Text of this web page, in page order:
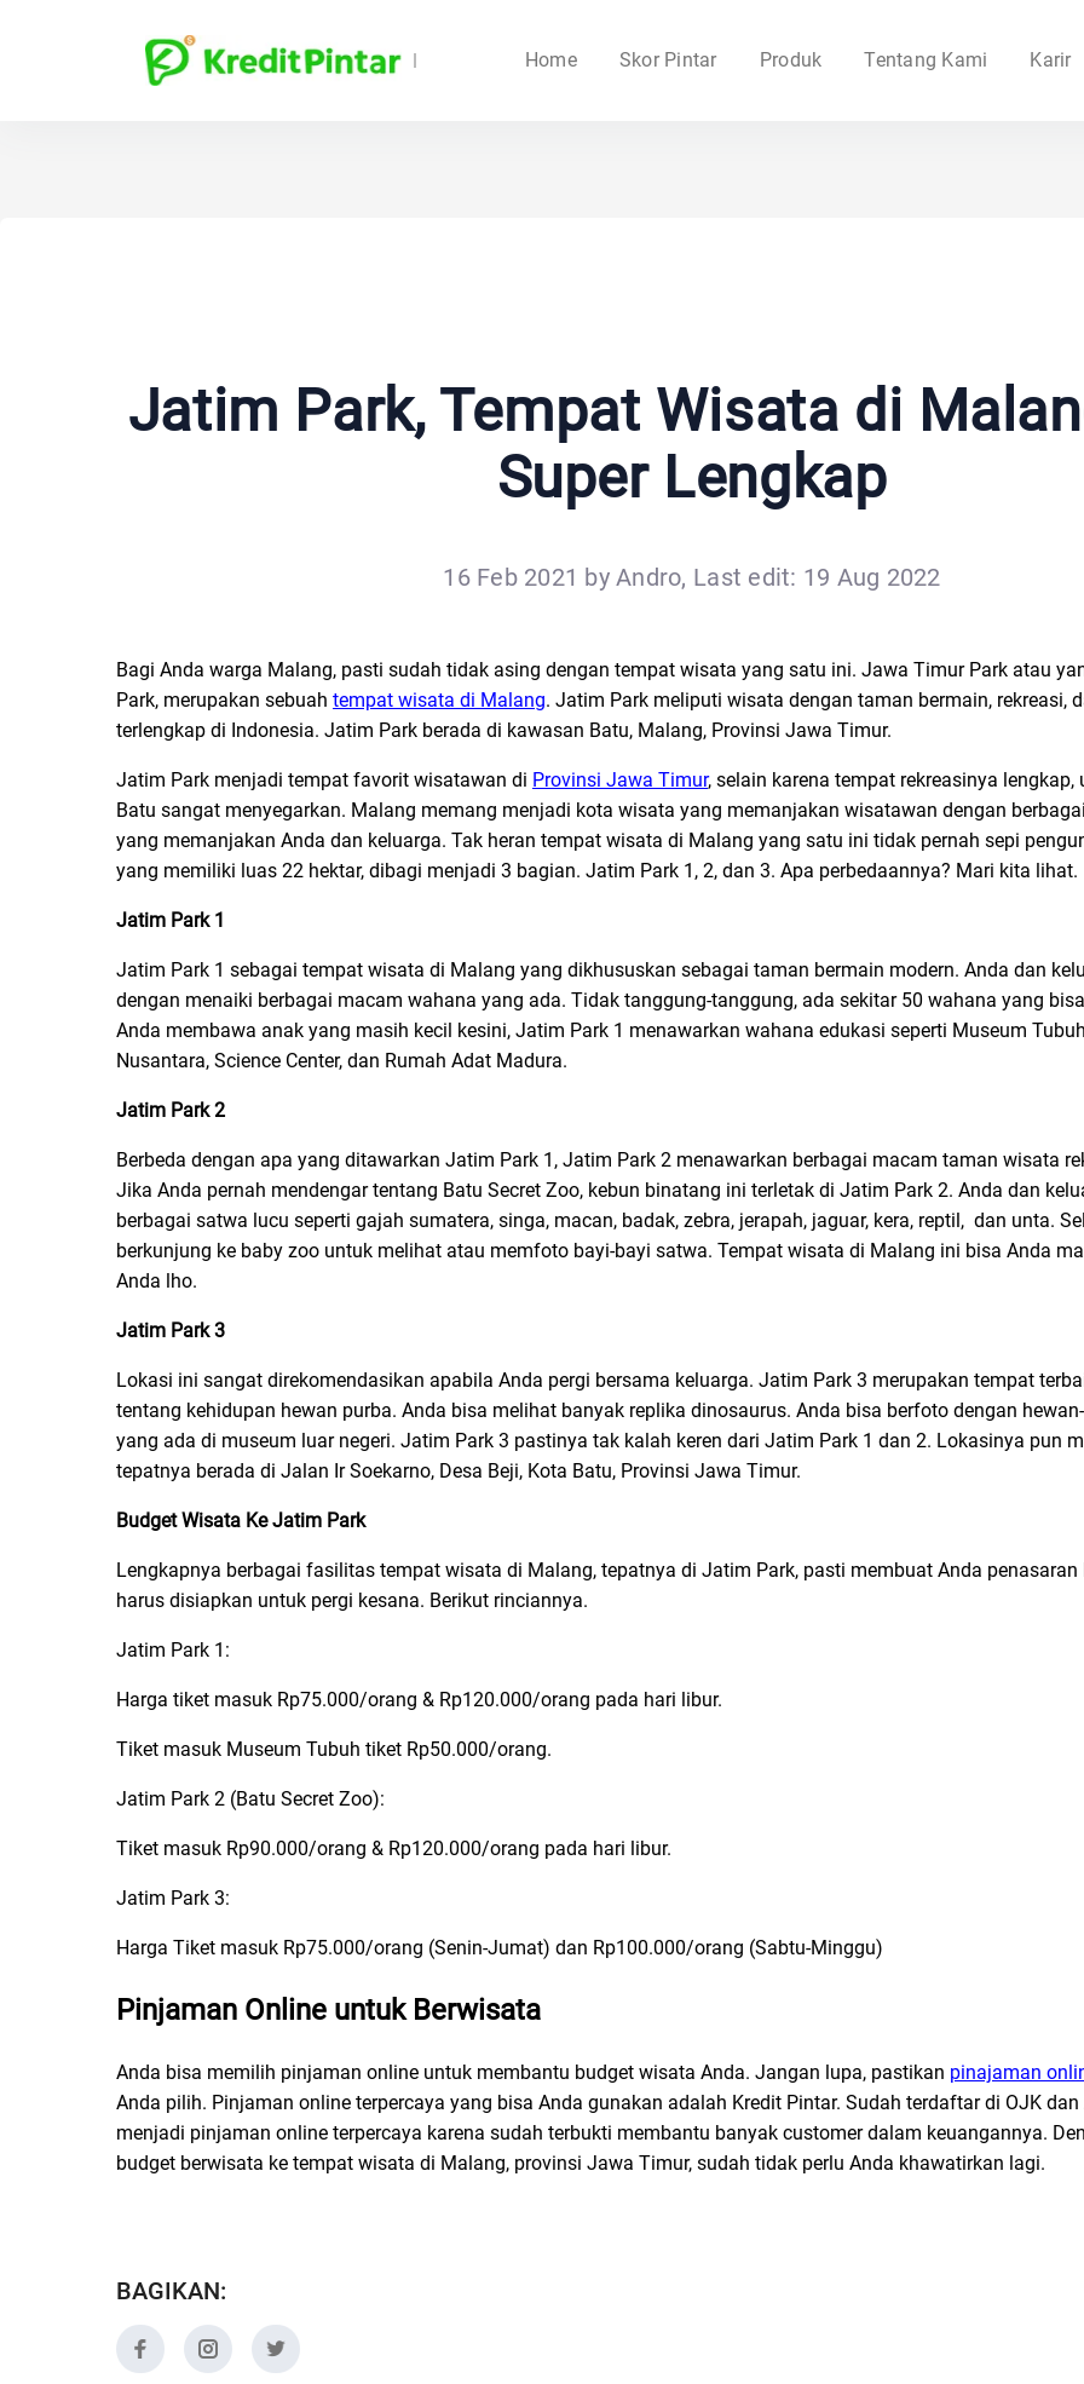
Home Skor Pintar Produk Tentang Kami Karir
Jatim Park, Tempat Wisata di
Super Lengkap
16 Feb 2021 by Andro, Last edit: 19 Aug 2022
Bagi Anda warga Malang, pasti sudah tidak asing dengan tempat wisata yang satu ini. Jawa Timur Park atau
Park, merupakan sebuah tempat wisata di Malang. Jatim Park meliputi wisata dengan taman bermain, rekreasi,
terlengkap di Indonesia. Jatim Park berada di kawasan Batu, Malang, Provinsi Jawa Timur.
Jatim Park menjadi tempat favorit wisatawan di Provinsi Jawa Timur, selain karena tempat rekreasinya lengkap,
Batu sangat menyegarkan. Malang memang menjadi kota wisata yang memanjakan wisatawan dengan
yang memanjakan Anda dan keluarga. Tak heran tempat wisata di Malang yang satu ini tidak pernah sepi
yang memiliki luas 22 hektar, dibagi menjadi 3 bagian. Jatim Park 1, 2, dan 3. Apa perbedaannya? Mari kita lihat.
Jatim Park 1
Jatim Park 1 sebagai tempat wisata di Malang yang dikhususkan sebagai taman bermain modern. Anda dan
dengan menaiki berbagai macam wahana yang ada. Tidak tanggung-tanggung, ada sekitar 50 wahana yang
Anda membawa anak yang masih kecil kesini, Jatim Park 1 menawarkan wahana edukasi seperti Museum
Nusantara, Science Center, dan Rumah Adat Madura.
Jatim Park 2
Berbeda dengan apa yang ditawarkan Jatim Park 1, Jatim Park 2 menawarkan berbagai macam taman wisata
Jika Anda pernah mendengar tentang Batu Secret Zoo, kebun binatang ini terletak di Jatim Park 2. Anda dan
berbagai satwa lucu seperti gajah sumatera, singa, macan, badak, zebra, jerapah, jaguar, kera, reptil, dan unta.
berkunjung ke baby zoo untuk melihat atau memfoto bayi-bayi satwa. Tempat wisata di Malang ini bisa Anda
Anda lho.
Jatim Park 3
Lokasi ini sangat direkomendasikan apabila Anda pergi bersama keluarga. Jatim Park 3 merupakan tempat
tentang kehidupan hewan purba. Anda bisa melihat banyak replika dinosaurus. Anda bisa berfoto dengan
yang ada di museum luar negeri. Jatim Park 3 pastinya tak kalah keren dari Jatim Park 1 dan 2. Lokasinya pun
tepatnya berada di Jalan Ir Soekarno, Desa Beji, Kota Batu, Provinsi Jawa Timur.
Budget Wisata Ke Jatim Park
Lengkapnya berbagai fasilitas tempat wisata di Malang, tepatnya di Jatim Park, pasti membuat Anda penasaran
harus disiapkan untuk pergi kesana. Berikut rinciannya.
Jatim Park 1:
Harga tiket masuk Rp75.000/orang & Rp120.000/orang pada hari libur.
Tiket masuk Museum Tubuh tiket Rp50.000/orang.
Jatim Park 2 (Batu Secret Zoo):
Tiket masuk Rp90.000/orang & Rp120.000/orang pada hari libur.
Jatim Park 3:
Harga Tiket masuk Rp75.000/orang (Senin-Jumat) dan Rp100.000/orang (Sabtu-Minggu)
Pinjaman Online untuk Berwisata
Anda bisa memilih pinjaman online untuk membantu budget wisata Anda. Jangan lupa, pastikan pinajaman
Anda pilih. Pinjaman online terpercaya yang bisa Anda gunakan adalah Kredit Pintar. Sudah terdaftar di OJK dan
menjadi pinjaman online terpercaya karena sudah terbukti membantu banyak customer dalam keuangannya.
budget berwisata ke tempat wisata di Malang, provinsi Jawa Timur, sudah tidak perlu Anda khawatirkan lagi.
BAGIKAN: